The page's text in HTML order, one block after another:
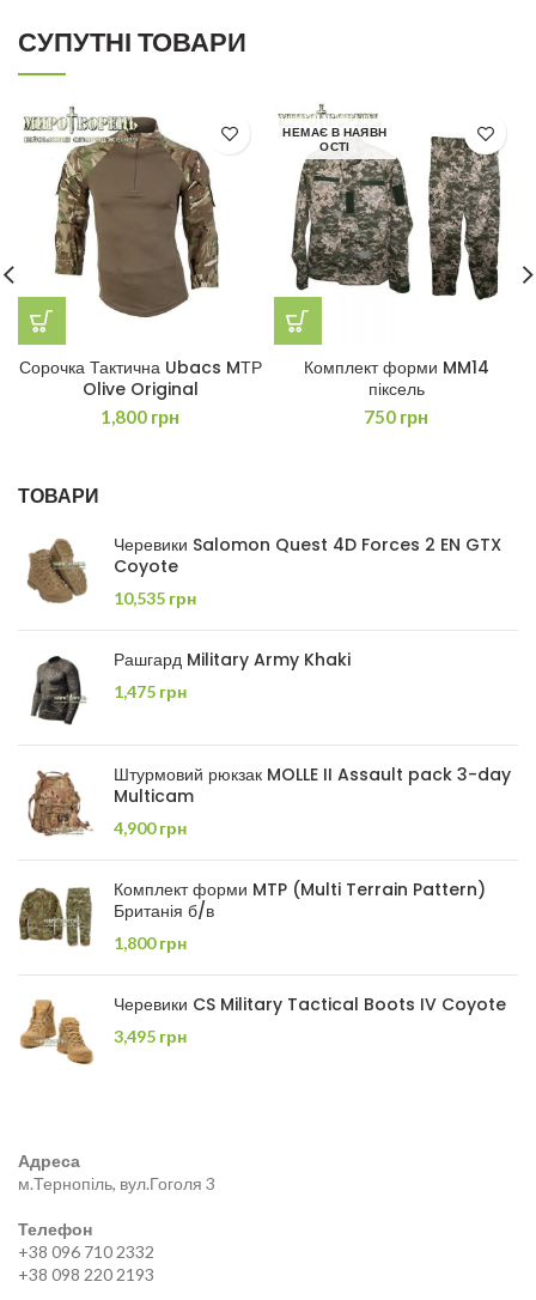
СУПУТНІ ТОВАРИ
Сорочка Тактична Ubacs MТР
Olive Original
1,800 грн
НЕМАЄ В НАЯВН
ОСТІ
Комплект форми MM14
піксель
750 грн
ТОВАРИ
Черевики Salomon Quest 4D Forces 2 EN GTX
Coyote
10,535 грн
Рашгард Military Army Khaki
1,475 грн
Штурмовий рюкзак MOLLE II Assault pack 3-day
Multicam
4,900грн
Комплект форми MTP (Multi Terrain Pattern)
Британія б/в
1,800грн
Черевики CS Military Tactical Boots IV Coyote
3,495 грн
Адреса
м.Тернопіль, вул.Гоголя 3
Телефон
+38 096 710 2332
+38 098 220 2193